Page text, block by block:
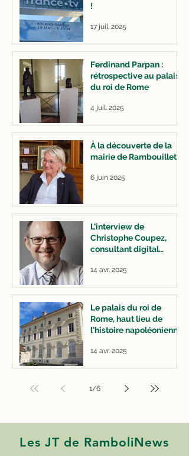
!
17 juil. 2025
Ferdinand Parpan :
rétrospective au palais
du roi de Rome
4 juil. 2025
À la découverte de la
mairie de Rambouillet
6 juin 2025
L'interview de
Christophe Coupez,
consultant digital
14 avr. 2025
Le palais du roi de
Rome, haut lieu de
l'histoire napoléonienne
14 avr. 2025
1/6
Les JT de RamboliNews